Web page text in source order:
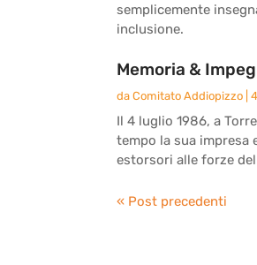
semplicemente
inclusione.
Memoria &
da Comitato Addiopizzo
Il 4 luglio 1986, a
tempo la sua impresa
estorsori alle forze
« Post precedenti